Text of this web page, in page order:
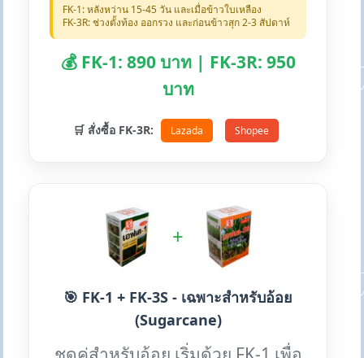
FK-1: หลังหว่าน 15-45 วัน และเมื่อข้าวใบเหลือง
FK-3R: ช่วงตั้งท้อง ออกรวง และก่อนข้าวสุก 2-3 สัปดาห์
💰 FK-1: 890 บาท | FK-3R: 950
บาท
🛒 สั่งซื้อ FK-3R: Lazada Shopee
+
🎯 FK-1 + FK-3S - เฉพาะสำหรับอ้อย
(Sugarcane)